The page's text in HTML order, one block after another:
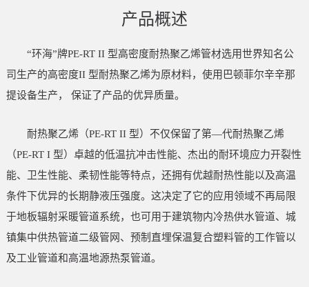
产品概述
“环海”牌PE-RT II 型高密度耐热聚乙烯管材选用世界知名公
司生产的高密度II 型耐热聚乙烯为原材料，使用巴顿菲尔辛辛那
提设备生产， 保证了产品的优异质量。
耐热聚乙烯（PE-RT II 型）不仅保留了第—代耐热聚乙烯
（PE-RT I 型）卓越的低温抗冲击性能、杰出的耐环境应力开裂性
能、卫生性能、柔韧性能等特点，还拥有优越耐热性能以及高温
条件下优异的长期静液压强度。这决定了它的应用领域不再局限
于地板辐射采暖管道系统，也可用于建筑物内冷热供水管道、城
镇集中供热管道二级管网、预制直埋保温复合塑料管的工作管以
及工业管道和高温地源热泵管道。